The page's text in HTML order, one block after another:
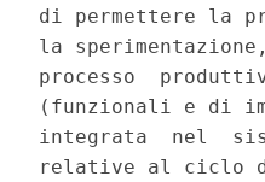
di permettere la
la
processo
(funzionali e di
integrata  nel
relative al ciclo